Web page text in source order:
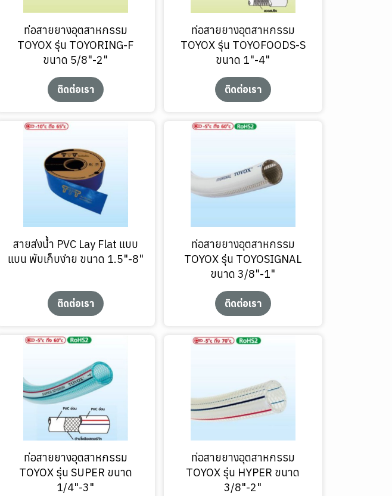
ท่อสายยางอุตสาหกรรม
TOYOX รุ่น TOYORING-F
ขนาด 5/8"-2"
ติดต่อเรา
ท่อสายยางอุตสาหกรรม
TOYOX รุ่น TOYOFOODS-S
ขนาด 1"-4"
ติดต่อเรา
สายส่งน้ำ PVC Lay Flat แบบ
แบน พับเก็บง่าย ขนาด 1.5"-8"
ติดต่อเรา
ท่อสายยางอุตสาหกรรม
TOYOX รุ่น TOYOSIGNAL
ขนาด 3/8"-1"
ติดต่อเรา
ท่อสายยางอุตสาหกรรม
TOYOX รุ่น SUPER ขนาด
1/4"-3"
ท่อสายยางอุตสาหกรรม
TOYOX รุ่น HYPER ขนาด
3/8"-2"